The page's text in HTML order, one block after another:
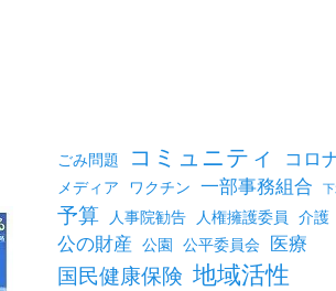
ごみ問題 コミュニティ コロ
メディア ワクチン 一部事務組合
予算 人事院勧告 人権擁護委員 介護
公の財産 公園 公平委員会 医療
国民健康保険 地域活性